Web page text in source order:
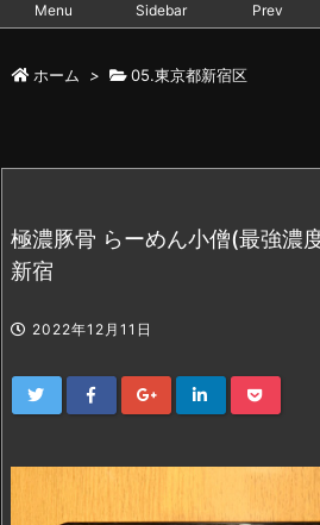
Menu Sidebar Prev
ホーム > 05.東京都新宿区
極濃豚骨 らーめん小僧(最強濃
新宿
2022年12月11日